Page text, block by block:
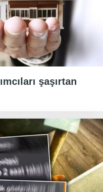
şaşırtan